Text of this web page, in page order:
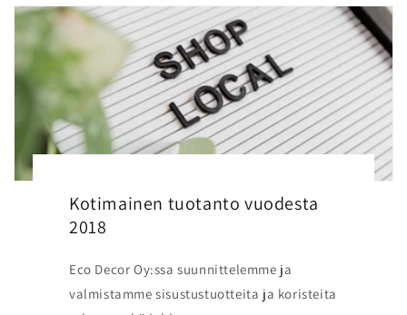
Kotimainen tuotanto vuodesta
2018
Eco Decor Oy:ssa suunnittelemme ja
valmistamme sisustustuotteita ja koristeita